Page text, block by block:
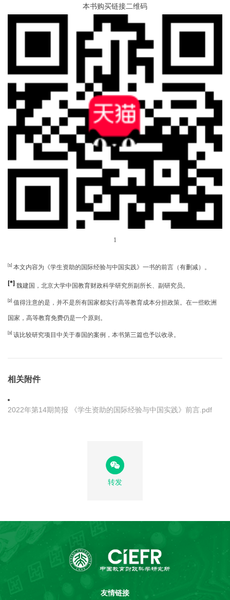
本书购买链接二维码
1
[1] 本文内容为《学生资助的国际经验与中国实践》一书的前言（有删减）。
[*] 魏建国，北京大学中国教育财政科学研究所副所长、副研究员。
[2] 值得注意的是，并不是所有国家都实行高等教育成本分担政策。在一些欧洲
国家，高等教育免费仍是一个原则。
[3] 该比较研究项目 中关于泰国的案例，本书第三篇也予以收录。
相关附件
2022年第14期简报 《学生资助的国际经验与中国实践》前言.pdf
转发
友情链接